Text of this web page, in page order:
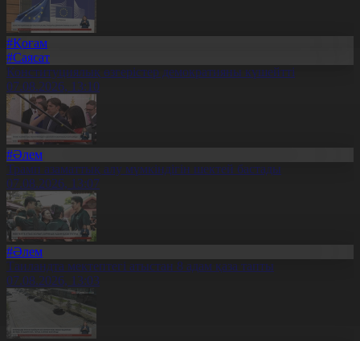
#Қоғам
#Саясат
Конституциялық өзгерістер демократияны күшейтті
07.08.2026, 13:10
#Әлем
Трамп азаматтық алу мүмкіндігін шектей бастады
07.08.2026, 13:07
#Әлем
Таиландта мектептегі атыстан 8 адам қаза тапты
07.08.2026, 13:03